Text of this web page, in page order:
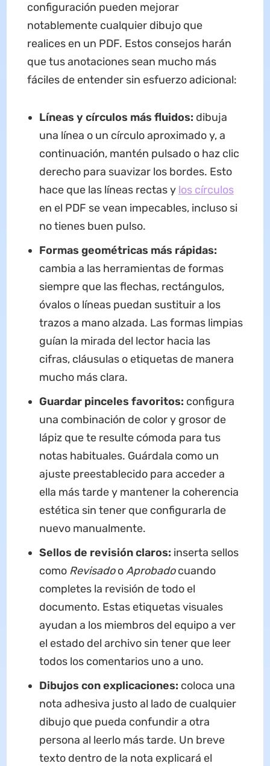
configuración pueden mejorar
notablemente cualquier dibujo que
realices en un PDF. Estos consejos harán
que tus anotaciones sean mucho más
fáciles de entender sin esfuerzo adicional:
Líneas y círculos más fluidos: dibuja
una línea o un círculo aproximado y, a
continuación, mantén pulsado o haz clic
derecho para suavizar los bordes. Esto
hace que las líneas rectas y los círculos
en el PDF se vean impecables, incluso si
no tienes buen pulso.
Formas geométricas más rápidas:
cambia a las herramientas de formas
siempre que las flechas, rectángulos,
óvalos o líneas puedan sustituir a los
trazos a mano alzada. Las formas limpias
guían la mirada del lector hacia las
cifras, cláusulas o etiquetas de manera
mucho más clara.
Guardar pinceles favoritos: configura
una combinación de color y grosor de
lápiz que te resulte cómoda para tus
notas habituales. Guárdala como un
ajuste preestablecido para acceder a
ella más tarde y mantener la coherencia
estética sin tener que configurarla de
nuevo manualmente.
Sellos de revisión claros: inserta sellos
como RevisadooAprobadocuando
completes la revisión de todo el
documento. Estas etiquetas visuales
ayudan a los miembros del equipo a ver
el estado del archivo sin tener que leer
todos los comentarios uno a uno.
Dibujos con explicaciones: coloca una
nota adhesiva justo al lado de cualquier
dibujo que pueda confundir a otra
persona al leerlo más tarde. Un breve
texto dentro de la nota explicará el